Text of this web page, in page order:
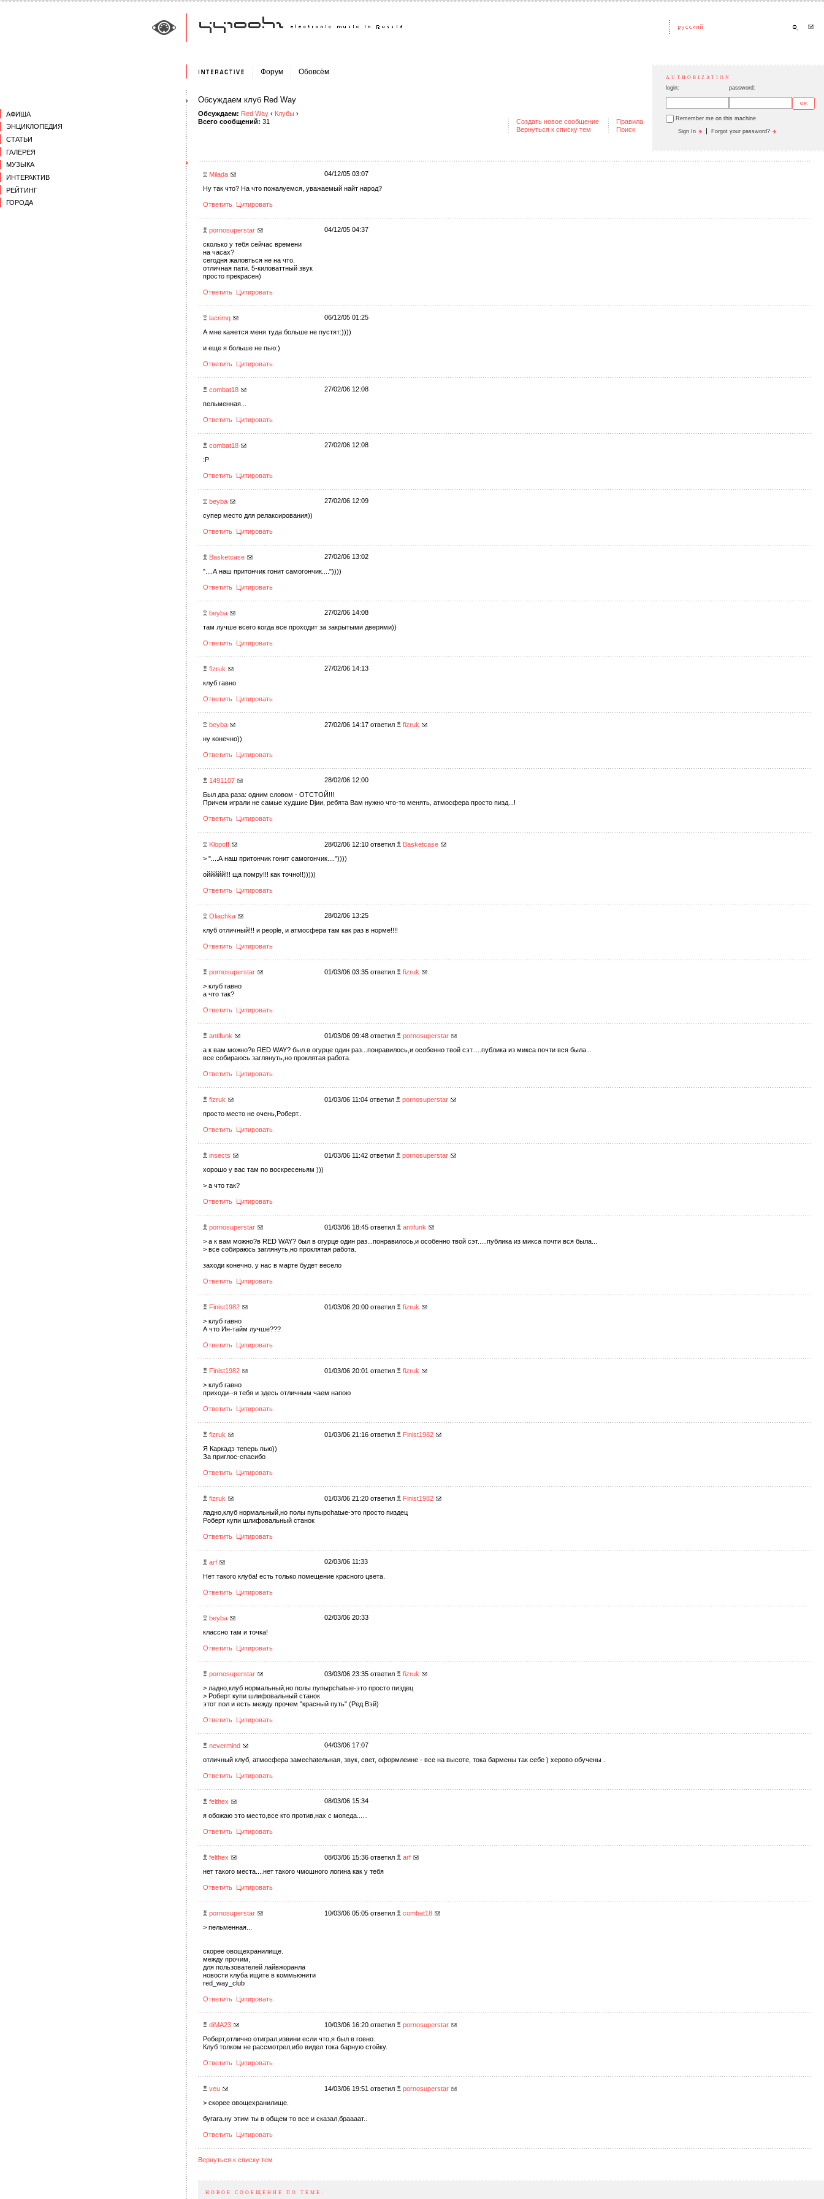
АФИША
ЭНЦИКЛОПЕДИЯ
СТАТЬИ
ГАЛЕРЕЯ
МУЗЫКА
ИНТЕРАКТИВ
РЕЙТИНГ
ГОРОДА
Форум Обовсём
Обсуждаем клуб Red Way
Обсуждаем: Red Way ‹ Клубы ›
Всего сообщений: 31
Создать новое сообщение
Вернуться к списку тем
Правила
Поиск
AUTHORIZATION
login: password:
Remember me on this machine
Sign In | Forgot your password?
Milada
04/12/05 03:07
Ну так что? На что пожалуемся, уважаемый найт народ?
Ответить Цитировать
pornosuperstar
04/12/05 04:37
сколько у тебя сейчас времени
на часах?
сегодня жаловться не на что.
отличная пати. 5-киловаттный звук
просто прекрасен)
Ответить Цитировать
lacrimq
06/12/05 01:25
А мне кажется меня туда больше не пустят:))))
и еще я больше не пью:)
Ответить Цитировать
combat18
27/02/06 12:08
пельменная...
Ответить Цитировать
combat18
27/02/06 12:08
:Р
Ответить Цитировать
beyba
27/02/06 12:09
супер место для релаксирования))
Ответить Цитировать
Basketcase
27/02/06 13:02
"....А наш притончик гонит самогончик...."))))
Ответить Цитировать
beyba
27/02/06 14:08
там лучше всего когда все проходит за закрытыми дверями))
Ответить Цитировать
fizruk
27/02/06 14:13
клуб гавно
Ответить Цитировать
beyba 27/02/06 14:17 ответил
fizruk
ну конечно))
Ответить Цитировать
1491107
28/02/06 12:00
Был два раза: одним словом - ОТСТОЙ!!!
Причем играли не самые худшие Djии, ребята Вам нужно что-то менять, атмосфера просто пизд...!
Ответить Цитировать
Klopoff 28/02/06 12:10 ответил
Basketcase
> "....А наш притончик гонит самогончик...."))))
оййййй!!! ща помру!!! как точно!!)))))
Ответить Цитировать
Oliachka
28/02/06 13:25
клуб отличный!!! и people, и атмосфера там как раз в норме!!!!
Ответить Цитировать
pornosuperstar 01/03/06 03:35 ответил
fizruk
> клуб гавно
а что так?
Ответить Цитировать
antifunk 01/03/06 09:48 ответил
pornosuperstar
а к вам можно?в RED WAY? был в огурце один раз...понравилось,и особенно твой сэт.....публика из микса почти вся была...
все собираюсь заглянуть,но проклятая работа.
Ответить Цитировать
fizruk 01/03/06 11:04 ответил
pornosuperstar
просто место не очень,Роберт..
Ответить Цитировать
insects 01/03/06 11:42 ответил
pornosuperstar
хорошо у вас там по воскресеньям )))
> а что так?
Ответить Цитировать
pornosuperstar 01/03/06 18:45 ответил
antifunk
> а к вам можно?в RED WAY? был в огурце один раз...понравилось,и особенно твой сэт.....публика из микса почти вся была...
> все собираюсь заглянуть,но проклятая работа.
заходи конечно. у нас в марте будет весело
Ответить Цитировать
Finist1982 01/03/06 20:00 ответил
fizruk
> клуб гавно
А что Ин-тайм лучше???
Ответить Цитировать
Finist1982 01/03/06 20:01 ответил
fizruk
> клуб гавно
приходи--я тебя и здесь отличным чаем напою
Ответить Цитировать
fizruk 01/03/06 21:16 ответил
Finist1982
Я Каркадэ теперь пью))
За приглос-спасибо
Ответить Цитировать
fizruk 01/03/06 21:20 ответил
Finist1982
ладно,клуб нормальный,но полы пупырchatые-это просто пиздец
Роберт купи шлифовальный станок
Ответить Цитировать
arf
02/03/06 11:33
Нет такого клуба! есть только помещение красного цвета.
Ответить Цитировать
beyba
02/03/06 20:33
классно там и точка!
Ответить Цитировать
pornosuperstar 03/03/06 23:35 ответил
fizruk
> ладно,клуб нормальный,но полы пупырchatые-это просто пиздец
> Роберт купи шлифовальный станок
этот пол и есть между прочем "красный путь" (Ред Вэй)
Ответить Цитировать
nevermind
04/03/06 17:07
отличный клуб, атмосфера замеchatельная, звук, свет, оформлеине - все на высоте, тока бармены так себе ) херово обучены .
Ответить Цитировать
felthex
08/03/06 15:34
я обожаю это место,все кто против,нах с мопеда......
Ответить Цитировать
felthex 08/03/06 15:36 ответил
arf
нет такого места....нет такого чмошного логина как у тебя
Ответить Цитировать
pornosuperstar 10/03/06 05:05 ответил
combat18
> пельменная...
скорее овощехранилище.
между прочим,
для пользователей лайвжоранла
новости клуба ищите в коммьюнити
red_way_club
Ответить Цитировать
diMA23 10/03/06 16:20 ответил
pornosuperstar
Роберт,отлично отиграл,извини если что,я был в говно.
Клуб толком не рассмотрел,ибо видел тока барную стойку.
Ответить Цитировать
veu 14/03/06 19:51 ответил
pornosuperstar
> скорее овощехранилище.
бугага.ну этим ты в общем то все и сказал,браааат..
Ответить Цитировать
Вернуться к списку тем
НОВОЕ СООБЩЕНИЕ ПО ТЕМЕ: